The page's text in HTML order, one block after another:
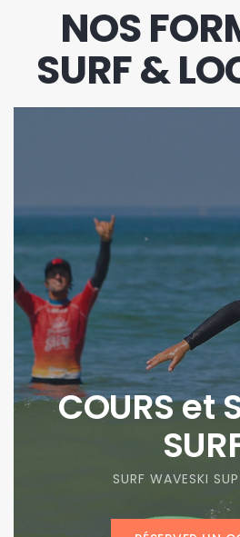
NOS
SURF &
COURS et
SURF WAVESKI